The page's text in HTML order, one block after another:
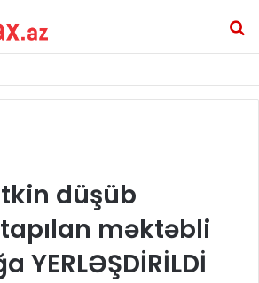
düşüb
məktəbli
YERLƏŞDİRİLDİ